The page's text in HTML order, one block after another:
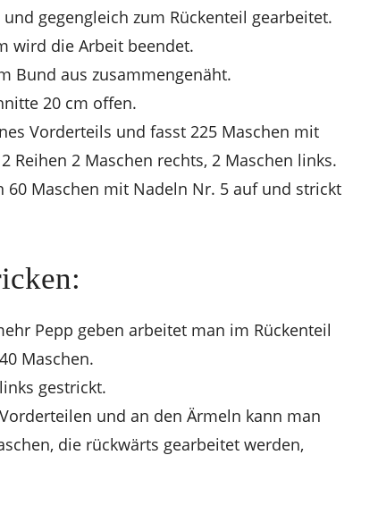
gegengleich zum Rückenteil gearbeitet.
wird die Arbeit beendet.
Bund aus zusammengenäht.
20 cm offen.
Vorderteils und fasst 225 Maschen mit
Reihen 2 Maschen rechts, 2 Maschen links.
Maschen mit Nadeln Nr. 5 auf und strickt
Pepp geben arbeitet man im Rückenteil
Maschen.
gestrickt.
und an den Ärmeln kann man
die rückwärts gearbeitet werden,